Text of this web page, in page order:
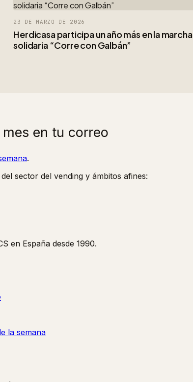
23 DE MARZO DE 2026
Herdicasa participa un año más en la marcha
solidaria “Corre con Galbán”
en tu correo
.
sector del vending y ámbitos afines:
en España desde 1990.
la semana